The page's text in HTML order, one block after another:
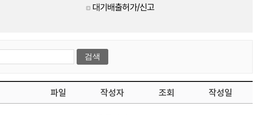
대기배출허가/신고
파일 작성자 조회 작성일